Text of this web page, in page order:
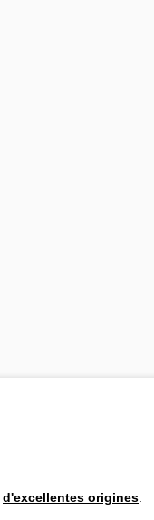
d'excellentes origines